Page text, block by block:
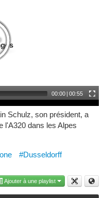
00:00 | 00:55
Schulz, son président, a
l'A320 dans les Alpes
#Dusseldorff
Ajouter à une playlist